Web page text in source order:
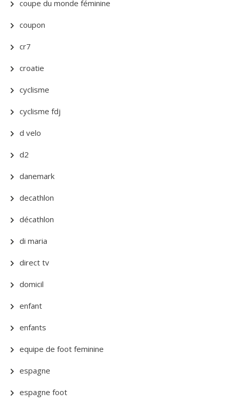
coupe du monde féminine
coupon
cr7
croatie
cyclisme
cyclisme fdj
d velo
d2
danemark
decathlon
décathlon
di maria
direct tv
domicil
enfant
enfants
equipe de foot feminine
espagne
espagne foot